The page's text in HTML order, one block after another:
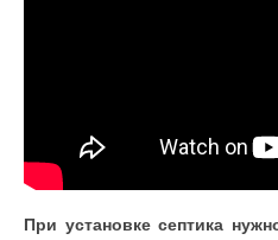
При установке септика